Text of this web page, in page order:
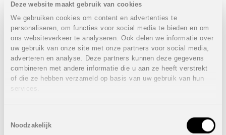
Deze website maakt gebruik van cookies
We gebruiken cookies om content en advertenties te
personaliseren, om functies voor social media te bieden en om
ons websiteverkeer te analyseren. Ook delen we informatie over
uw gebruik van onze site met onze partners voor social media,
adverteren en analyse. Deze partners kunnen deze gegevens
combineren met andere informatie die u aan ze heeft verstrekt
of die ze hebben verzameld op basis van uw gebruik van hun
services.
Noodzakelijk
Het complex is volledig omheind met privé toegang voor
een grotere veiligheid en gemoedsrust van de bewoners.
Binnen de omheining worden verschillende groene
zones en een prachtig zwembad voor
gemeenschappelijk gebruik aangelegd.
Eigenschappen appartementen:VERKOCHT
Bebouwde oppervlakte: van 101 m² tot 106 m²
Prijzen van